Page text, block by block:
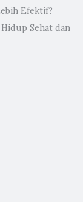
Efektif?
Sehat dan